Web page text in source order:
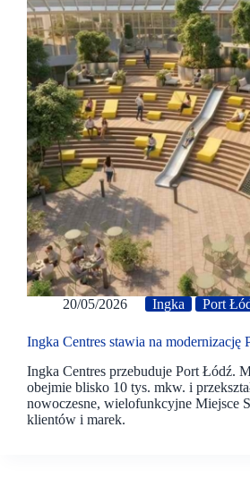
20/05/2026 Ingka Port
Ingka Centres stawia na modernizację
Ingka Centres przebuduje Port Łódź.
obejmie blisko 10 tys. mkw. i
nowoczesne, wielofunkcyjne Miejsce
klientów i marek.